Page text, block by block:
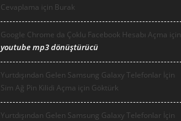
Cevaplama için Burak
Google Chrome da Çoklu Facebook Hesabı Açma için
youtube mp3 dönüştürücü
Yurtdışından Gelen Samsung Galaxy Telefonlar İçin
Sim Ağ Pin Kilidi Açma için Göktürk
Yurtdışından Gelen Samsung Galaxy Telefonlar İçin